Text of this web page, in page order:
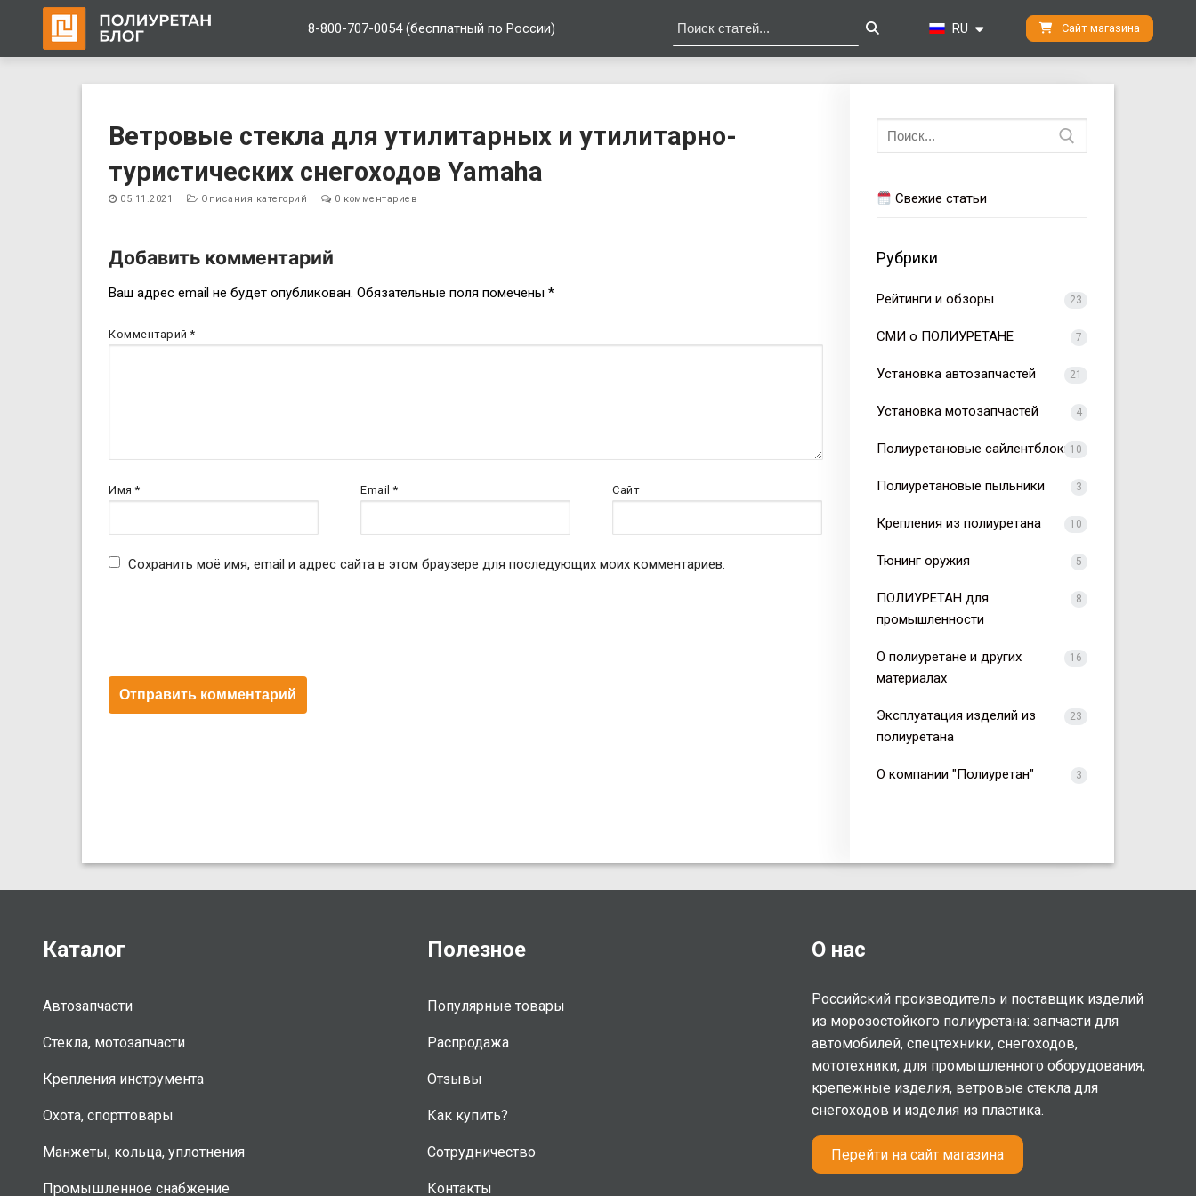
8-800-707-0054 (бесплатный по России) RU Сайт магазина
содержимому
Ветровые стекла для утилитарных и утилитарно-
туристических снегоходов Yamaha
05.11.2021 Описания категорий 0 комментариев
Навигация
по
Добавить комментарий
Ваш адрес email не будет опубликован. Обязательные поля помечены *
Комментарий*
Имя* Email* Сайт
Сохранить моё имя, email и адрес сайта в этом браузере для последующих моих комментариев.
Искать:
Свежие статьи
Рубрики
Рейтинги и обзоры 23
СМИ о ПОЛИУРЕТАНЕ 7
Установка автозапчастей 21
Установка мотозапчастей 4
Полиуретановые сайлентблоки10
Полиуретановые пыльники 3
Крепления из полиуретана 10
Тюнинг оружия 5
ПОЛИУРЕТАН для
промышленности
8
О полиуретане и других
материалах
16
Эксплуатация изделий из
полиуретана
23
О компании "Полиуретан" 3
Каталог
Автозапчасти
Стекла, мотозапчасти
Крепления инструмента
Охота, спорттовары
Манжеты, кольца, уплотнения
Промышленное снабжение
Полезное
Популярные товары
Распродажа
Отзывы
Как купить?
Сотрудничество
Контакты
О нас
Российский производитель и поставщик изделий
из морозостойкого полиуретана: запчасти для
автомобилей, спецтехники, снегоходов,
мототехники, для промышленного оборудования,
крепежные изделия, ветровые стекла для
снегоходов и изделия из пластика.
Перейти на сайт магазина